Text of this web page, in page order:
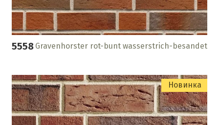
5558 Gravenhorster rot-bunt wasserstrich-besandet
Новинка